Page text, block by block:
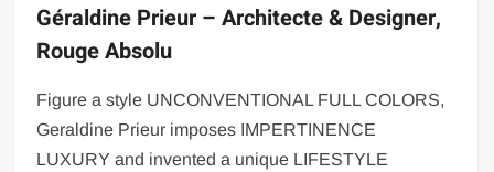
Géraldine Prieur – Architecte & Designer,
Rouge Absolu
Figure a style UNCONVENTIONAL FULL COLORS,
Geraldine Prieur imposes IMPERTINENCE
LUXURY and invented a unique LIFESTYLE